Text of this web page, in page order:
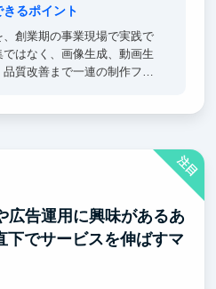
るポイント
創業期の事業現場で実践で
はなく、画像生成、動画生
質改善まで一連の制作フロ
注目
広告運用に興味があるあ
下でサービスを伸ばすマ